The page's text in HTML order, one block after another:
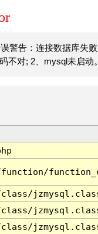
警告：连接数据库失
不对; 2、mysql未启动。